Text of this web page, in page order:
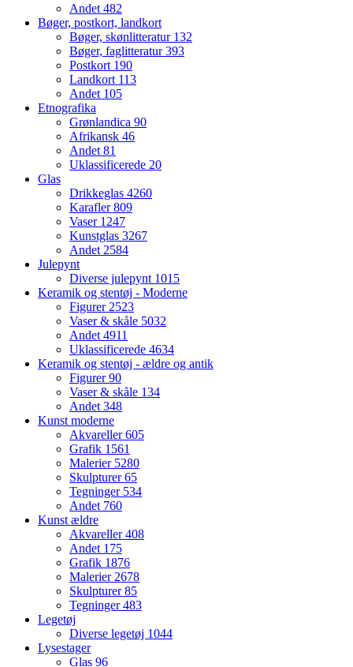
Andet482
Bøger, postkort, landkort
Bøger, skønlitteratur 132
Bøger, faglitteratur393
Postkort 190
Landkort 113
Andet 105
Etnografika
Grønlandica 90
Afrikansk 46
Andet81
Uklassificerede 20
Glas
Drikkeglas 4260
Karafler809
Vaser 1247
Kunstglas 3267
Andet2584
Julepynt
Diverse julepynt 1015
Keramik og stentøj - Moderne
Figurer2523
Vaser & skåle 5032
Andet4911
Uklassificerede 4634
Keramik og stentøj - ældre og antik
Figurer90
Vaser & skåle 134
Andet348
Kunst moderne
Akvareller605
Grafik 1561
Malerier 5280
Skulpturer65
Tegninger 534
Andet 760
Kunst ældre
Akvareller408
Andet 175
Grafik 1876
Malerier2678
Skulpturer85
Tegninger483
Legetøj
Diverse legetøj 1044
Lysestager
Glas 96